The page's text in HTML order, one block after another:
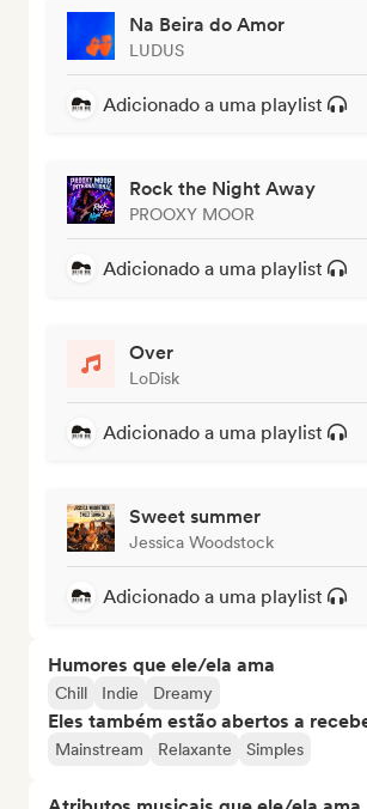
Na Beira do Amor
LUDUS
Adicionado a uma playlist
Rock the Night Away
PROOXY MOOR
Adicionado a uma playlist
Over
LoDisk
Adicionado a uma playlist
Sweet summer
Jessica Woodstock
Adicionado a uma playlist
Humores que ele/ela ama
Chill Indie Dreamy
Eles também estão abertos a
Mainstream Relaxante Simples